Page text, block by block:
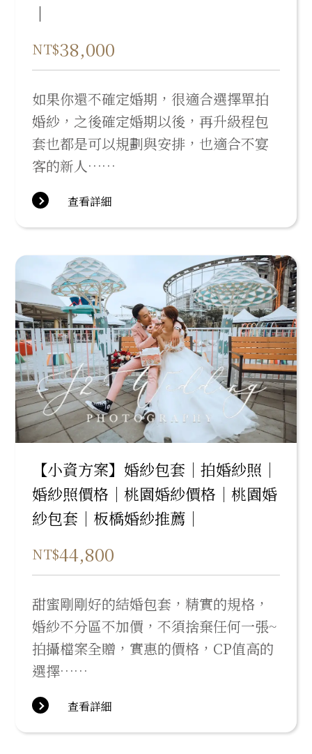
｜
NT$38,000
如果你還不確定婚期，很適合選擇單拍
婚紗，之後確定婚期以後，再升級程包
套也都是可以規劃與安排，也適合不宴
客的新人……
查看詳細
【小資方案】婚紗包套｜拍婚紗照｜
婚紗照價格｜桃園婚紗價格｜桃園婚
紗包套｜板橋婚紗推薦｜
NT$44,800
甜蜜剛剛好的結婚包套，精實的規格，
婚紗不分區不加價，不須捨棄任何一張~
拍攝檔案全贈，實惠的價格，CP值高的
選擇……
查看詳細